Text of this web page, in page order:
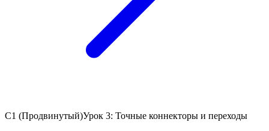
C1 (Продвинутый)Урок 3: Точные коннекторы и переходы